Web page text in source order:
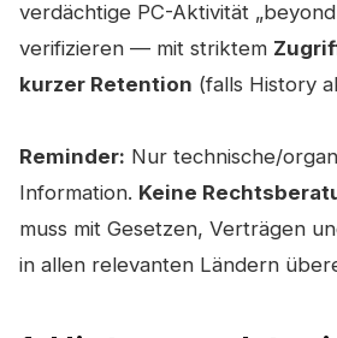
verdächtige PC-Aktivität
verifizieren — mit striktem
kurzer Retention (falls History
Reminder: Nur technische/
Information. Keine
muss mit Gesetzen, Verträgen
in allen relevanten Ländern